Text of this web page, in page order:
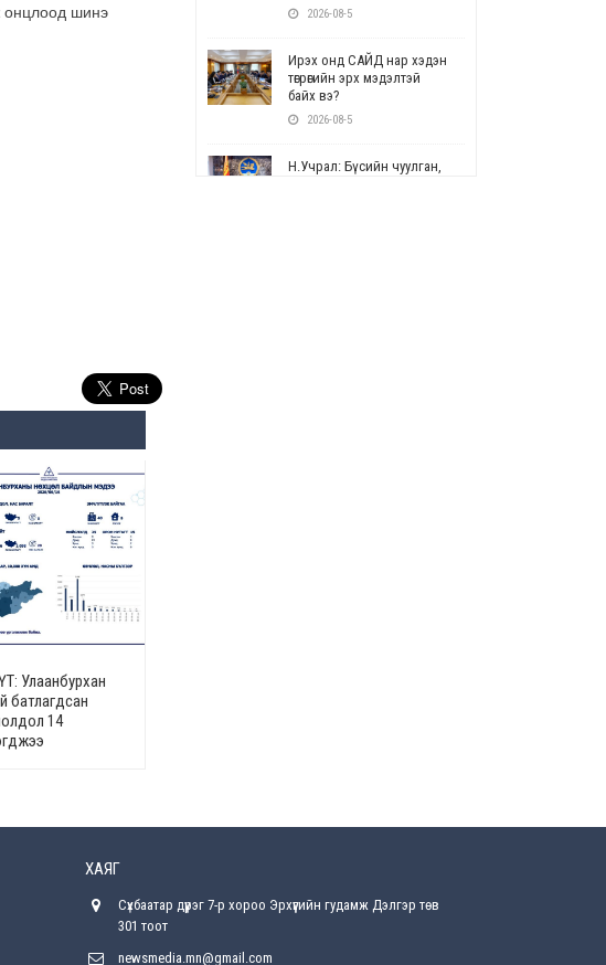
онцлоод шинэ
Улаанбурхан
батлагдсан
14
2026-08-5
Ирэх онд САЙД нар хэдэн
төгрөгийн эрх мэдэлтэй
байх вэ?
2026-08-5
Н.Учрал: Бүсийн чуулган,
Улсын онцгой комисс
2026-07-30
ХАЯГ
Сүхбаатар дүүрэг 7-р хороо Эрхүүгийн гудамж Дэлгэр төв
301 тоот
newsmedia.mn@gmail.com